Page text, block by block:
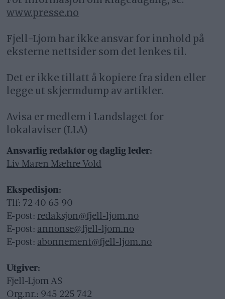
www.presse.no
Fjell-Ljom har ikke ansvar for innhold på
eksterne nettsider som det lenkes til.
Det er ikke tillatt å kopiere fra siden eller
legge ut skjermdump av artikler.
Avisa er medlem i Landslaget for
lokalaviser (LLA)
Ansvarlig redaktør og daglig leder:
Liv Maren Mæhre Vold
Ekspedisjon:
Tlf: 72 40 65 90
E-post: redaksjon@fjell-ljom.no
E-post: annonse@fjell-ljom.no
E-post: abonnement@fjell-ljom.no
Utgiver:
Fjell-Ljom AS
Org.nr.: 945 225 742